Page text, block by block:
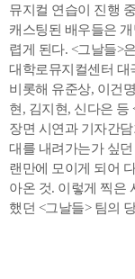
뮤지컬 연습이 진행
캐스팅된 배우들은
렵게 된다. <그날들>
대학로뮤지컬센터 대
비롯해 유준상, 이건
현, 김지현, 신다은 등
장면 시연과 기자간
대를 내려가는가 싶
랜만에 모이게 되어
아온 것. 이렇게 찍은
했던 <그날들> 팀의